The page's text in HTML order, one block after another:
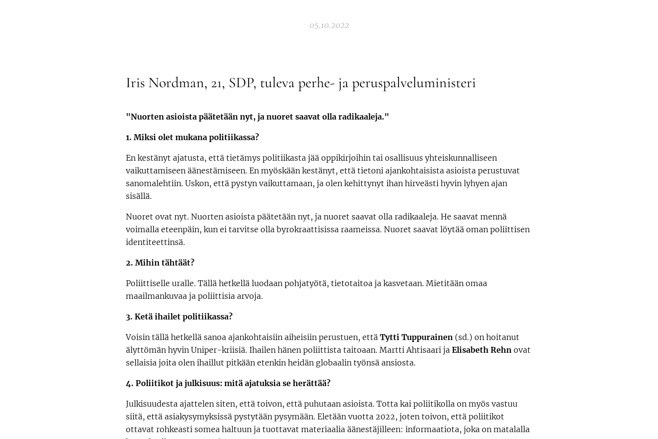
05.10.2022
Iris Nordman, 21, SDP, tuleva perhe- ja peruspalveluministeri
"Nuorten asioista päätetään nyt, ja nuoret saavat olla radikaaleja."
1. Miksi olet mukana politiikassa?
En kestänyt ajatusta, että tietämys politiikasta jää oppikirjoihin tai osallisuus yhteiskunnalliseen
vaikuttamiseen äänestämiseen. En myöskään kestänyt, että tietoni ajankohtaisista asioista perustuvat
sanomalehtiin. Uskon, että pystyn vaikuttamaan, ja olen kehittynyt ihan hirveästi hyvin lyhyen ajan
sisällä.
Nuoret ovat nyt. Nuorten asioista päätetään nyt, ja nuoret saavat olla radikaaleja. He saavat mennä
voimalla eteenpäin, kun ei tarvitse olla byrokraattisissa raameissa. Nuoret saavat löytää oman poliittisen
identiteettinsä.
2. Mihin tähtäät?
Poliittiselle uralle. Tällä hetkellä luodaan pohjatyötä, tietotaitoa ja kasvetaan. Mietitään omaa
maailmankuvaa ja poliittisia arvoja.
3. Ketä ihailet politiikassa?
Voisin tällä hetkellä sanoa ajankohtaisiin aiheisiin perustuen, että Tytti Tuppurainen (sd.) on hoitanut
älyttömän hyvin Uniper-kriisiä. Ihailen hänen poliittista taitoaan. Martti Ahtisaari ja Elisabeth Rehn ovat
sellaisia joita olen ihaillut pitkään etenkin heidän globaalin työnsä ansiosta.
4. Poliitikot ja julkisuus: mitä ajatuksia se herättää?
Julkisuudesta ajattelen siten, että toivon, että puhutaan asioista. Totta kai poliitikolla on myös vastuu
siitä, että asiakysymyksissä pystytään pysymään. Eletään vuotta 2022, joten toivon, että poliitikot
ottavat rohkeasti somea haltuun ja tuottavat materiaalia äänestäjilleen: informaatiota, joka on matalalla